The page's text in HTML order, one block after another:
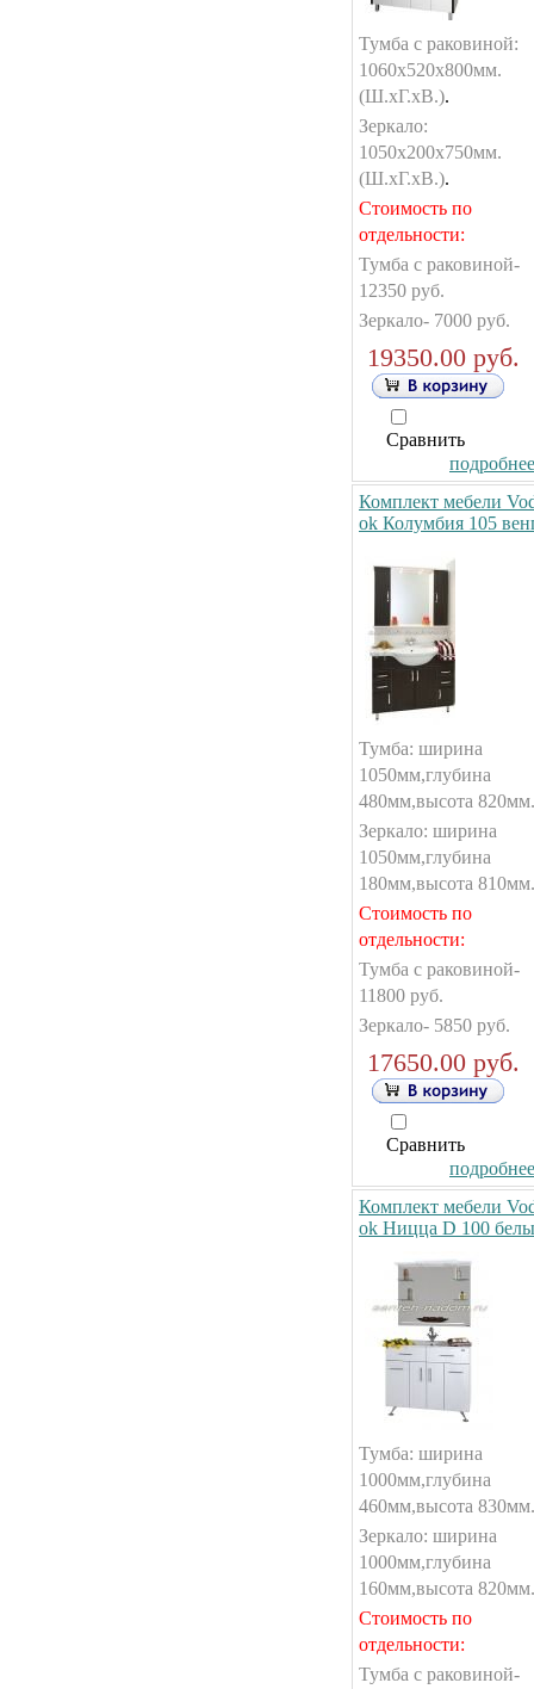
Тумба с раковиной:
1060х520х800мм.
(Ш.хГ.хВ.).
Зеркало:
1050х200х750мм.
(Ш.хГ.хВ.).
Стоимость по
отдельности:
Тумба с раковиной-
12350 руб.
Зеркало- 7000 руб.
19350.00 руб.
Сравнить
Комплект мебели
ok Колумбия 105
Тумба: ширина
1050мм,глубина
480мм,высота 820мм.
Зеркало: ширина
1050мм,глубина
180мм,высота 810мм.
Стоимость по
отдельности:
Тумба с раковиной-
11800 руб.
Зеркало- 5850 руб.
17650.00 руб.
Сравнить
Комплект мебели
ok Ницца D 100
Тумба: ширина
1000мм,глубина
460мм,высота 830мм.
Зеркало: ширина
1000мм,глубина
160мм,высота 820мм.
Стоимость по
отдельности:
Тумба с раковиной-